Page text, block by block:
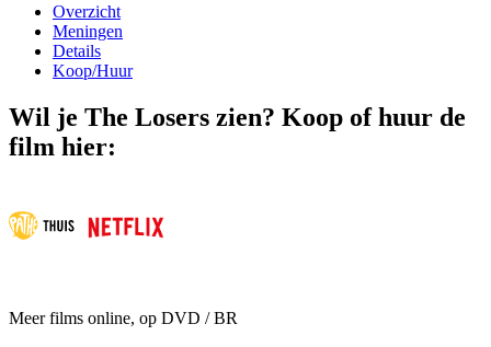
Overzicht
Meningen
Details
Koop/Huur
Wil je The Losers zien? Koop of huur de
film hier:
Meer films online, op DVD / BR